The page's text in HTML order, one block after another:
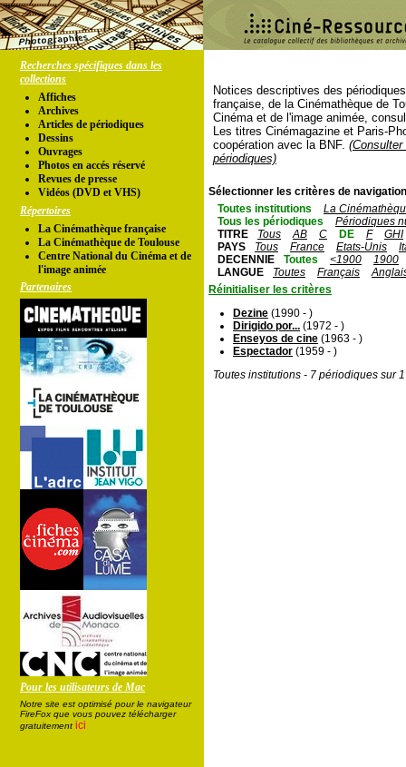
Recherches spécifiques dans les
collections
Affiches
Archives
Articles de périodiques
Dessins
Ouvrages
Photos en accés réservé
Revues de presse
Vidéos (DVD et VHS)
Répertoires
La Cinémathèque française
La Cinémathèque de Toulouse
Centre National du Cinéma et de
l'image animée
Partenaires
Pour les utilisateurs de Mac
Notre site est optimisé pour le navigateur
FireFox que vous pouvez télécharger
gratuitement ici
Notices descriptives des
française, de la Cinémathèque de
Cinéma et de l'image animée,
Les titres Cinémagazine et Paris-
coopération avec la BNF.
périodiques)
Sélectionner les critères de
Toutes institutions
La
Tous les périodiques
Périodiques
TITRE
Tous AB C DE F
GHI
PAYS
Tous France Etats-Unis
DECENNIE
Toutes <1900
1900
LANGUE
Toutes Français
Réinitialiser les critères
Dezine (1990 - )
Dirigido por... (1972 - )
Enseyos de cine (1963 - )
Espectador (1959 - )
Toutes institutions - 7 périodiques sur